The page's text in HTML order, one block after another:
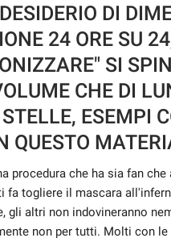
DI
24 ORE SU
SI
CHE DI
ESEMPI
QUESTO
procedura che ha sia fan
fa togliere il mascara
gli altri non indovineranno
non per tutti. Molti con